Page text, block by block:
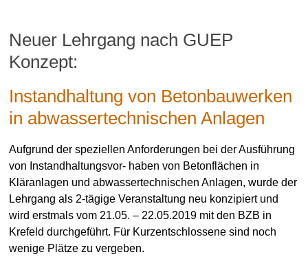
Neuer Lehrgang nach GUEP
Konzept:
Dr. Hans-Joachim Keck Allgemein
30. April 2019
Instandhaltung von Betonbauwerken
in abwassertechnischen Anlagen
Aufgrund der speziellen Anforderungen bei der Ausführung
von Instandhaltungsvor- haben von Betonflächen in
Kläranlagen und abwassertechnischen Anlagen, wurde der
Lehrgang als 2-tägige Veranstaltung neu konzipiert und
wird erstmals vom 21.05. – 22.05.2019 mit den BZB in
Krefeld durchgeführt. Für Kurzentschlossene sind noch
wenige Plätze zu vergeben.